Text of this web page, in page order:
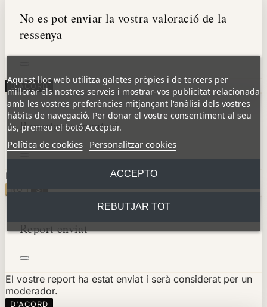
No es pot enviar la vostra valoració de la
ressenya
D'ACORD
Reportar comentari
Esteu segur que voleu reportar aquest comentari?
NO SÍ
Report enviat
El vostre report ha estat enviat i serà considerat per un
moderador.
D'ACORD
Aquest lloc web utilitza galetes pròpies i de tercers per
millorar els nostres serveis i mostrar-vos publicitat relacionada
amb les vostres preferències mitjançant l'anàlisi dels vostres
hàbits de navegació. Per donar el vostre consentiment al seu
ús, premeu el botó Acceptar.
Política de cookies Personalitzar cookies
REBUTJAR TOT
ACCEPTO